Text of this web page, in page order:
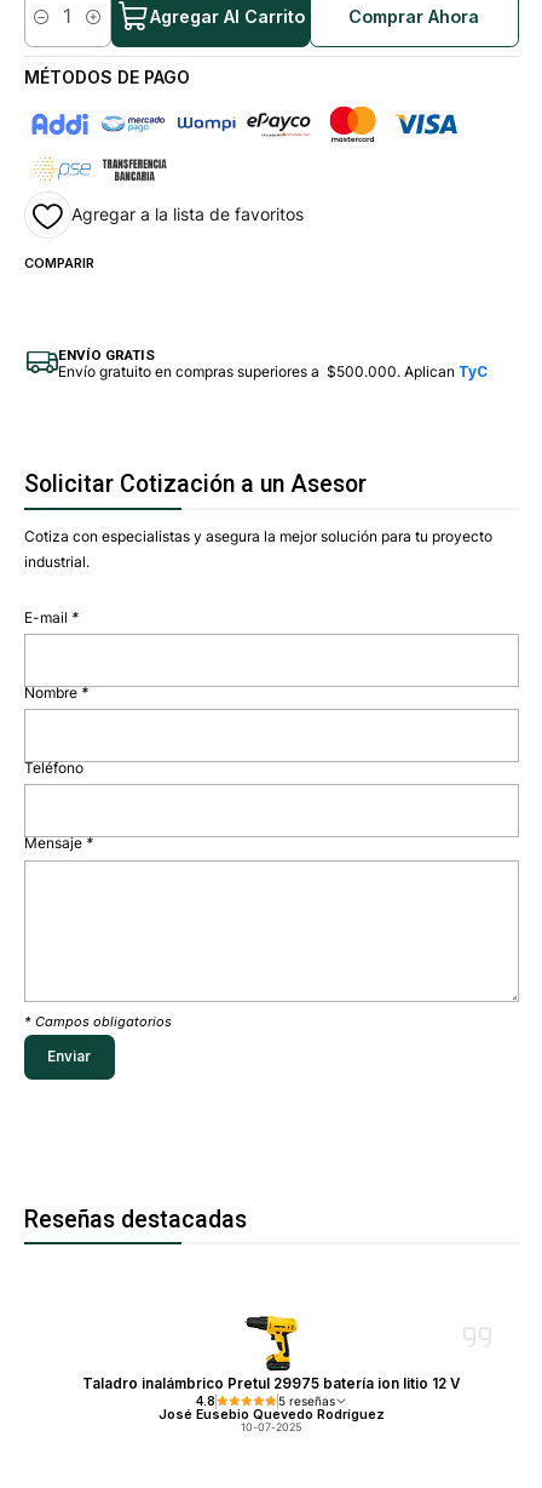
Cantidad
Agregar Al Carrito Comprar Ahora
MÉTODOS DE PAGO
Agregar a la lista de favoritos
COMPARIR
ENVÍO GRATIS
Envío gratuito en compras superiores a $500.000. Aplican TyC
Solicitar Cotización a un Asesor
Cotiza con especialistas y asegura la mejor solución para tu proyecto
industrial.
E-mail *
Nombre*
Teléfono
Mensaje *
* Campos obligatorios
Reseñas destacadas
Taladro inalámbrico Pretul 29975 batería ion litio 12 V
4.8 5 reseñas
José Eusebio Quevedo Rodríguez
10-07-2025